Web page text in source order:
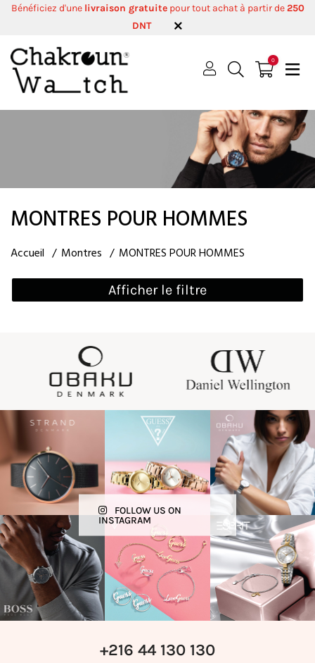
Bénéficiez d'une livraison gratuitepour tout achat à partir de250
DNT
0
MONTRES POUR HOMMES
Accueil Montres MONTRES POUR HOMMES
Afficher le filtre
FOLLOW US ON
INSTAGRAM
+216 44 130 130